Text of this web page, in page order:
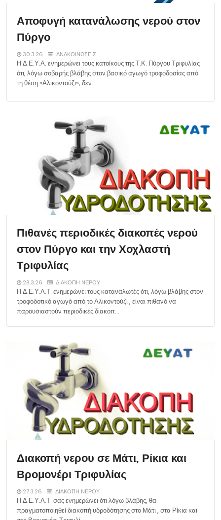
Αποφυγή κατανάλωσης νερού στον
Πύργο
30.3.26 ΑΝΑΚΟΙΝΩΣΕΙΣ
Η Δ.Ε.Υ.Α. ενημερώνει τους κατοίκους της Τ.Κ. Πύργου Τριφυλίας
ότι, λόγω σοβαρής βλάβης στον βασικό αγωγό τροφοδοσίας από
τη θέση «Αλικοντούζι», δεν…
Πιθανές περιοδικές διακοπές νερού
στον Πύργο και την Χοχλαστή
Τριφυλίας
28.3.26 ΔΙΑΚΟΠΗ ΝΕΡΟΥ
Η Δ.Ε.Υ.Α.Τ. ενημερώνει τους καταναλωτές ότι, λόγω βλάβης στον
τροφοδοτικό αγωγό από το Αλικοντούζι , είναι πιθανό να
παρουσιαστούν περιοδικές διακοπ…
Διακοπή νερου σε Μάτι, Ρίκια και
Βρομονέρι Τριφυλίας
27.3.26 ΔΙΑΚΟΠΗ ΝΕΡΟΥ
Η Δ.Ε.Υ.Α.Τ. σας ενημερώνει ότι λόγω βλάβης, θα
πραγματοποιηθεί διακοπή υδροδότησης στο Μάτι , στα Ρίκια και